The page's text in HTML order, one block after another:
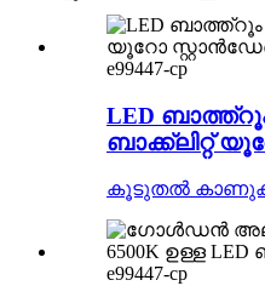
e99447-cp
LED ബാത്ത്റൂം
ബാക്ക്ലിറ്റ്
കൂടുതൽ
e99447-cp